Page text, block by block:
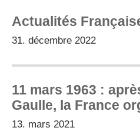
Actualités
31. décembre 2022
11 mars 1963 :
Gaulle, la France
13. mars 2021